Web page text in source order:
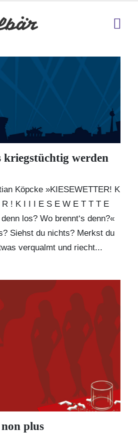
kriegstüchtig werden
Köpcke »KIESEWETTER! K
! K I I I E S E W E T T T E
los? Wo brennt‘s denn?«
Siehst du nichts? Merkst du
verqualmt und riecht...
plus